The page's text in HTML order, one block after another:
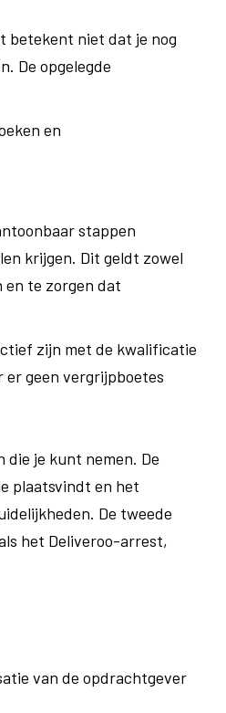
betekent niet dat je nog
De opgelegde
en
stappen
krijgen. Dit geldt zowel
en te zorgen dat
zijn met de kwalificatie
geen vergrijpboetes
die je kunt nemen. De
plaatsvindt en het
De tweede
het Deliveroo-arrest,
van de opdrachtgever